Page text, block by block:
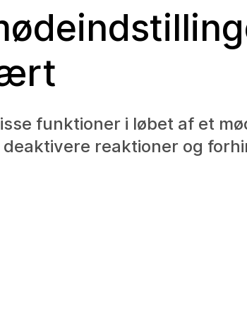
funktioner i løbet af et
reaktioner og